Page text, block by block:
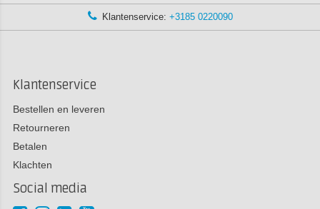
Klantenservice: +3185 0220090
Klantenservice
Bestellen en leveren
Retourneren
Betalen
Klachten
Social media